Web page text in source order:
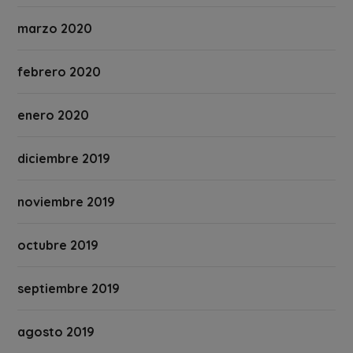
marzo 2020
febrero 2020
enero 2020
diciembre 2019
noviembre 2019
octubre 2019
septiembre 2019
agosto 2019